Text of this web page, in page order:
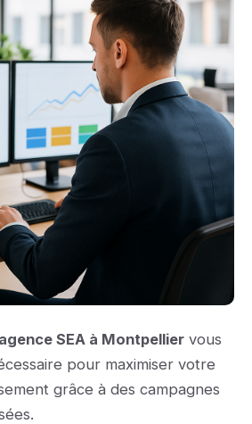
agence SEA à Montpellier vous
pour maximiser votre
grâce à des campagnes